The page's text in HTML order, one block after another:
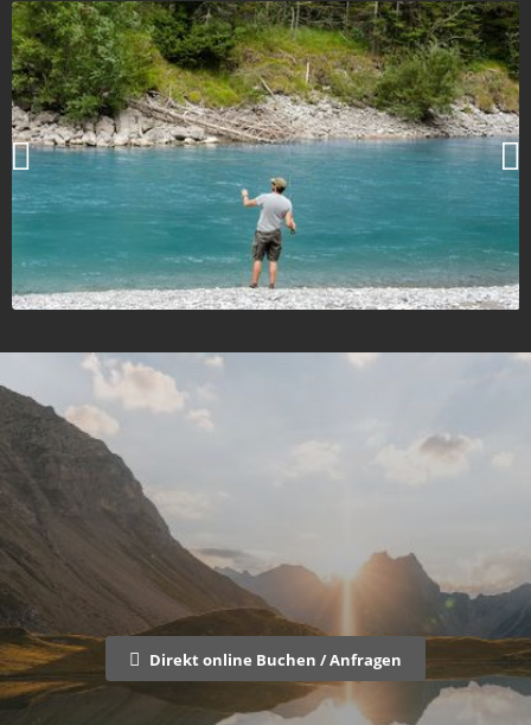
Direkt online Buchen / Anfragen